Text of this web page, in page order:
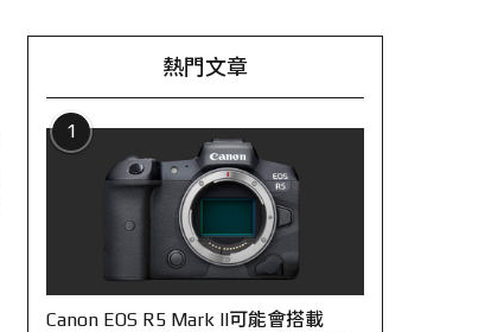
熱門文章
1
Canon EOS R5 Mark II可能會搭載